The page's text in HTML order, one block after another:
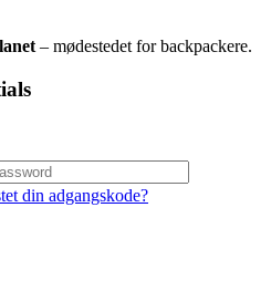
– mødestedet for backpackere.
din adgangskode?